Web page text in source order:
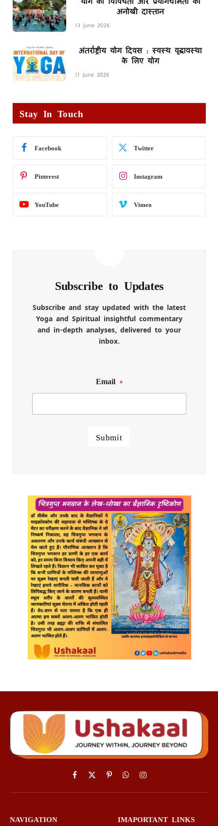
अनोखी दास्तान
13 June 2026
अंतर्राष्ट्रीय योग दिवस : स्वस्थ वृद्धावस्था
के लिए योग
11 June 2026
Stay In Touch
Facebook Twitter
Pinterest Instagram
YouTube Vimeo
Subscribe to Updates
Subscribe and stay updated with the latest
Yoga and Spiritual insightful commentary
and in-depth analyses, delivered to your
inbox.
Email *
Submit
Facebook
X
(Twitter)
PinterestWhatsAppInstagram
NAVIGATION IMAPORTANT LINKS